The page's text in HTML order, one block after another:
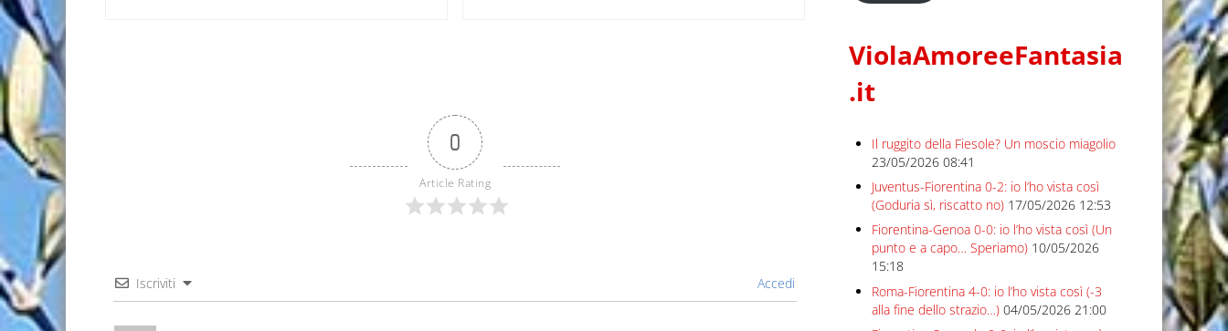
0
Article Rating
Iscriviti Accedi
ViolaAmoreeFantasia
.it
Il ruggito della Fiesole? Un moscio miagolio
23/05/2026 08:41
Juventus-Fiorentina 0-2: io l’ho vista così
(Goduria sì, riscatto no) 17/05/2026 12:53
Fiorentina-Genoa 0-0: io l’ho vista così (Un
punto e a capo… Speriamo) 10/05/2026
15:18
Roma-Fiorentina 4-0: io l’ho vista così (-3
alla fine dello strazio…) 04/05/2026 21:00